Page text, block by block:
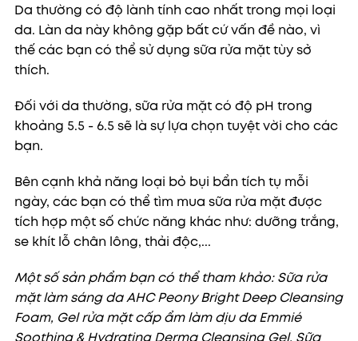
Da thường có độ lành tính cao nhất trong mọi loại
da. Làn da này không gặp bất cứ vấn đề nào, vì
thế các bạn có thể sử dụng sữa rửa mặt tùy sở
thích.
Đối với da thường, sữa rửa mặt có độ pH trong
khoảng 5.5 - 6.5 sẽ là sự lựa chọn tuyệt vời cho các
bạn.
Bên cạnh khả năng loại bỏ bụi bẩn tích tụ mỗi
ngày, các bạn có thể tìm mua sữa rửa mặt được
tích hợp một số chức năng khác như: dưỡng trắng,
se khít lỗ chân lông, thải độc,...
Một số sản phẩm bạn có thể tham khảo: Sữa rửa
mặt làm sáng da AHC Peony Bright Deep Cleansing
Foam, Gel rửa mặt cấp ẩm làm dịu da Emmié